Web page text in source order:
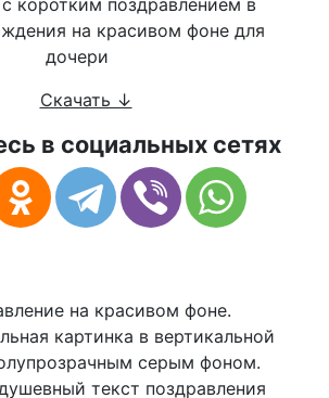
Скачать ↓
в социальных сетях
на красивом фоне.
картинка в вертикальной
серым фоном.
текст поздравления